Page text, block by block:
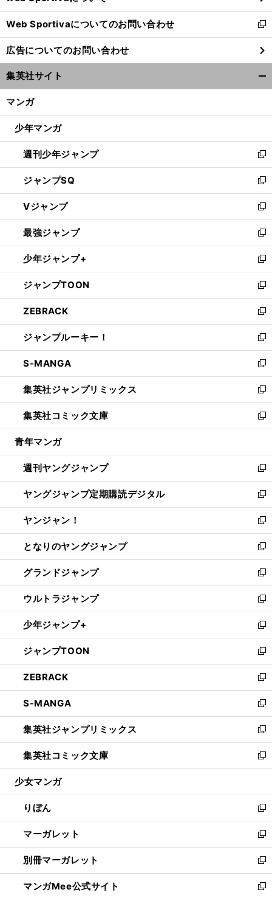
開
く
Web Sportivaについてのお問い合わせ
新
し
い
ウ
ィ
ン
ウ
開
く
広告についてのお問い合わせ
集英社サイト
マンガ
少年マンガ
週刊少年ジャンプ
新
し
い
ウ
ィ
ン
ド
ウ
で
開
く
ジャンプSQ
新
し
い
ウ
ィ
ン
ド
ウ
で
開
く
Vジャンプ
新
し
い
ウ
ィ
ン
ド
ウ
で
開
く
最強ジャンプ
新
し
い
ウ
ィ
ン
ド
ウ
で
開
く
少年ジャンプ+
新
し
い
ウ
ィ
ン
ド
ウ
で
開
く
ジャンプTOON
新
し
い
ウ
ィ
ン
ド
ウ
で
開
く
ZEBRACK
新
し
い
ウ
ィ
ン
ド
ウ
で
開
ジャンプルーキー！
新
し
い
ウ
ィ
ン
ド
ウ
開
く
S-MANGA
新
し
い
ウ
ィ
ン
ウ
で
開
く
集英社ジャンプリミックス
新
し
い
ウ
ン
ド
ウ
で
開
く
集英社コミック文庫
新
し
ウ
ィ
ン
ド
ウ
で
開
く
青年マンガ
週刊ヤングジャンプ
新
し
い
ウ
ィ
ン
ド
ウ
で
開
く
ヤングジャンプ定期購読デジタル
新
し
い
ウ
ィ
ン
ド
ウ
で
開
く
ヤンジャン！
新
し
い
ウ
ィ
ン
ド
ウ
で
開
く
となりのヤングジャンプ
新
し
い
ウ
ィ
ン
ド
ウ
で
開
く
グランドジャンプ
新
し
い
ウ
ィ
ン
ド
ウ
で
開
く
ウルトラジャンプ
新
し
い
ウ
ィ
ン
ド
ウ
で
開
く
少年ジャンプ+
新
し
い
ウ
ィ
ン
ド
ウ
で
開
く
ジャンプTOON
新
し
い
ウ
ィ
ン
ド
ウ
で
開
ZEBRACK
新
し
い
ウ
ィ
ン
ド
ウ
開
く
S-MANGA
新
し
い
ウ
ィ
ン
ウ
で
開
く
集英社ジャンプリミックス
新
し
い
ウ
ン
ド
ウ
で
開
く
集英社コミック文庫
新
し
ウ
ィ
ン
ド
ウ
で
開
く
少女マンガ
りぼん
新
し
い
ウ
ィ
ン
ド
マーガレット
新
し
い
ウ
ィ
別冊マーガレット
新
し
い
マンガMee公式サイト
新